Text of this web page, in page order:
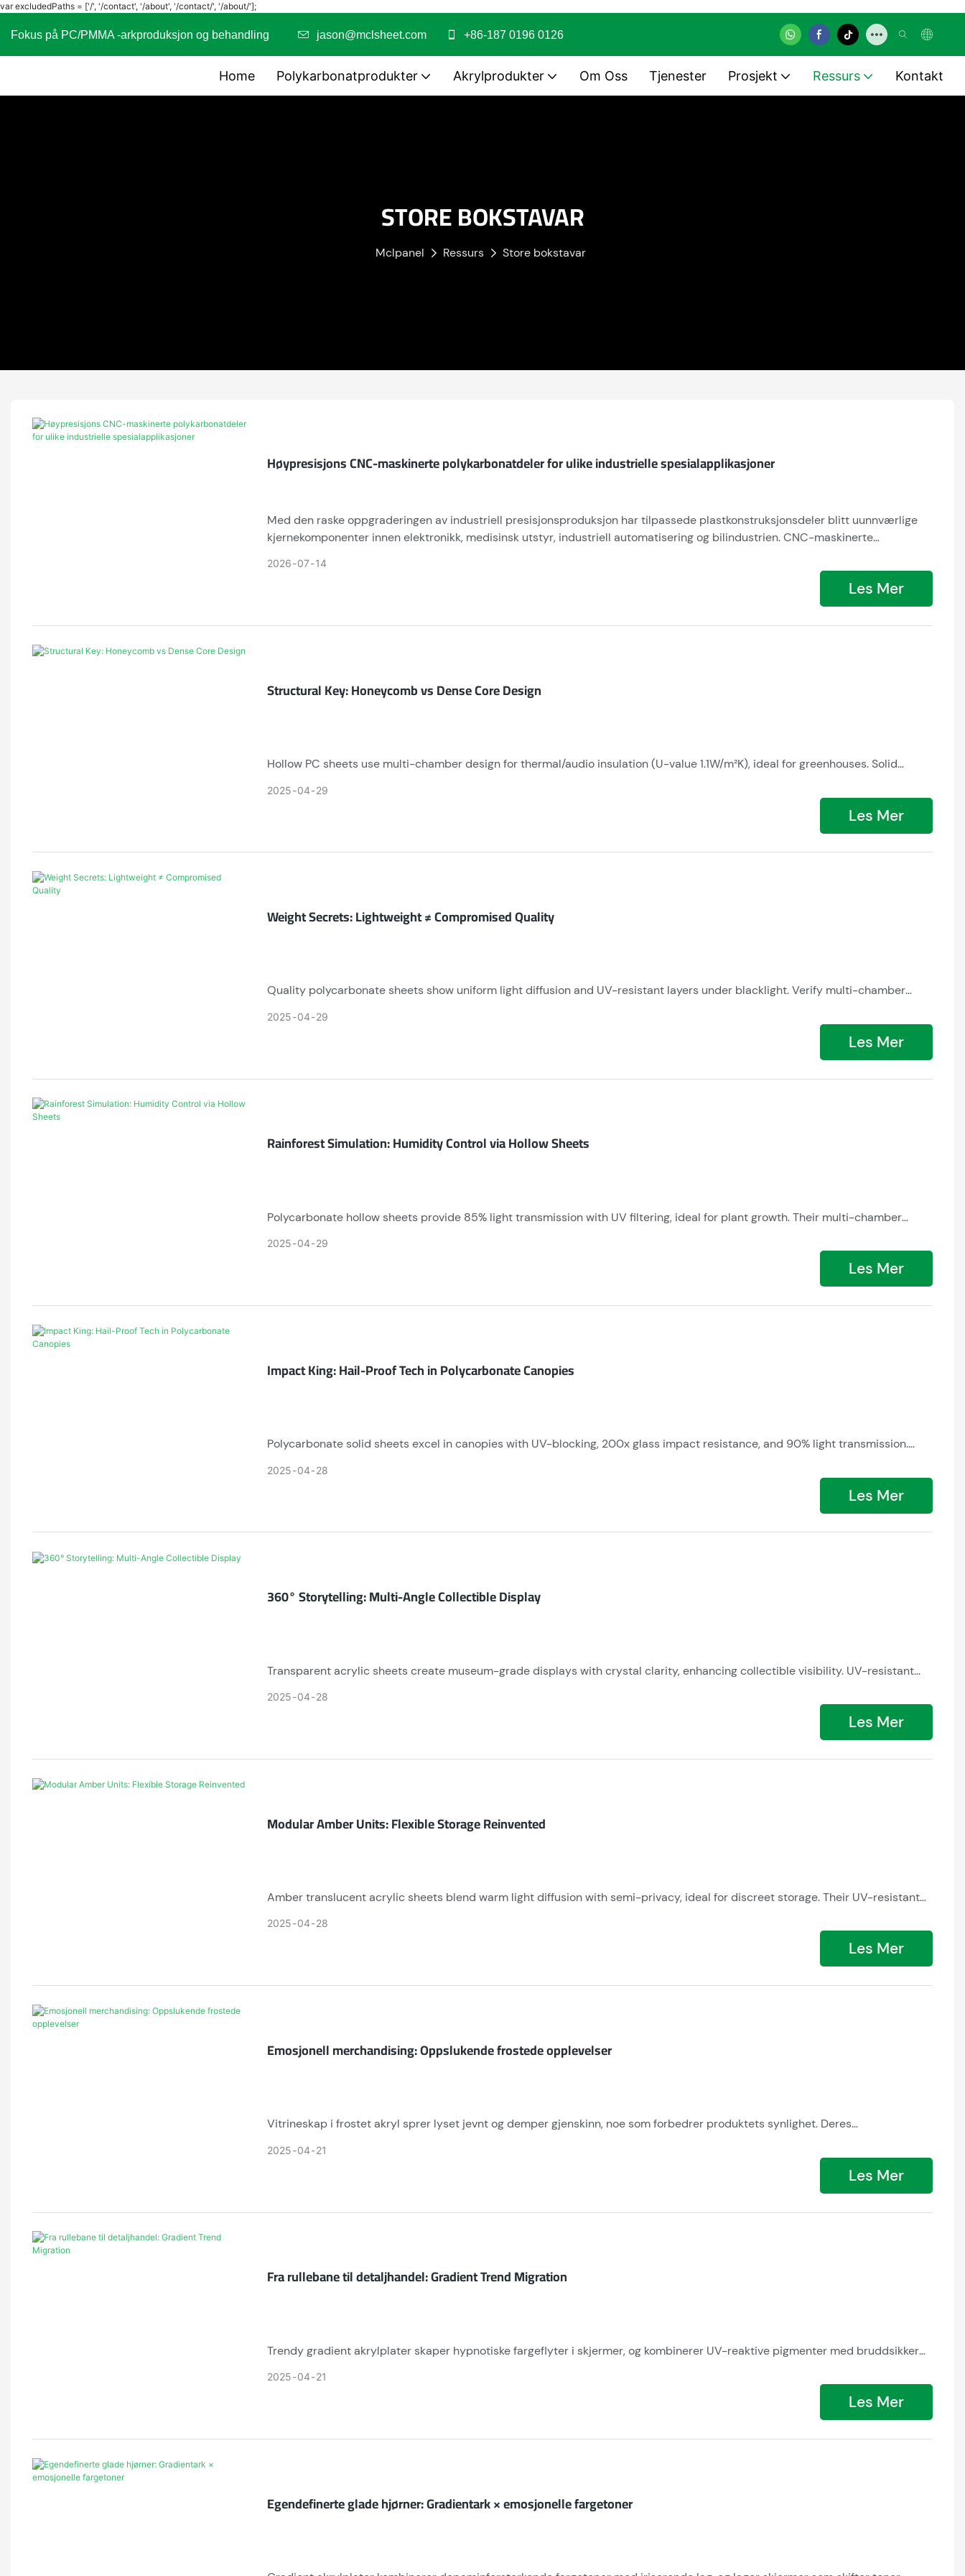
var excludedPaths = ['/', '/contact', '/about', '/contact/', '/about/'];
Fokus på PC/PMMA -arkproduksjon og behandling jason@mclsheet.com +86-187 0196 0126
Home Polykarbonatprodukter Akrylprodukter Om Oss Tjenester Prosjekt Ressurs Kontakt
STORE BOKSTAVAR
Mclpanel Ressurs Store bokstavar
Høypresisjons CNC-maskinerte polykarbonatdeler for ulike industrielle spesialapplikasjoner
Med den raske oppgraderingen av industriell presisjonsproduksjon har tilpassede plastkonstruksjonsdeler blitt uunnværlige
kjernekomponenter innen elektronikk, medisinsk utstyr, industriell automatisering og bilindustrien. CNC-maskinerte
utmerket lysgjennomgang, stabil dimensjonal ytelse og enkle prosesseringsegenskaper. Fabrikken vår tilbyr komplette
tilpassede CNC-maskineringstjenester for polykarbonatplater, og støtter personlig prosessering som presisjonskutting,
boring, fresing, sporing og kantbehandling, og leverer tilpassede PC-deler av høy kvalitet som oppfyller internasjonale
industristandarder for globale kjøpere.
2026 07 14
Les Mer
Structural Key: Honeycomb vs Dense Core Design
Hollow PC sheets use multi-chamber design for thermal/audio insulation (U-value 1.1W/m²K), ideal for greenhouses. Solid
2025 04 29
Les Mer
Weight Secrets: Lightweight ≠ Compromised Quality
Quality polycarbonate sheets show uniform light diffusion and UV-resistant layers under blacklight. Verify multi-chamber
assurance.
2025 04 29
Les Mer
Rainforest Simulation: Humidity Control via Hollow Sheets
Polycarbonate hollow sheets provide 85% light transmission with UV filtering, ideal for plant growth. Their multi-chamber
spans for immersive eco-dining experiences.
2025 04 29
Les Mer
Impact King: Hail-Proof Tech in Polycarbonate Canopies
Polycarbonate solid sheets excel in canopies with UV-blocking, 200x glass impact resistance, and 90% light transmission.
Hydrophobic coatings ensure low maintenance for decades.
2025 04 28
Les Mer
360° Storytelling: Multi-Angle Collectible Display
Transparent acrylic sheets create museum-grade displays with crystal clarity, enhancing collectible visibility. UV-resistant
any space, turning toys into floating art installations.
2025 04 28
Les Mer
Modular Amber Units: Flexible Storage Reinvented
Amber translucent acrylic sheets blend warm light diffusion with semi-privacy, ideal for discreet storage. Their UV-resistant
functionality.
2025 04 28
Les Mer
Emosjonell merchandising: Oppslukende frostede opplevelser
Vitrineskap i frostet akryl sprer lyset jevnt og demper gjenskinn, noe som forbedrer produktets synlighet. Deres
% resirkulerbare ark samsvarer med miljøbevisste detaljhandelstrender.
2025 04 21
Les Mer
Fra rullebane til detaljhandel: Gradient Trend Migration
Trendy gradient akrylplater skaper hypnotiske fargeflyter i skjermer, og kombinerer UV-reaktive pigmenter med bruddsikker
kurver og 100 % resirkulerbarhet omdefinerer moderne merchandising-estetikk.
2025 04 21
Les Mer
Egendefinerte glade hjørner: Gradientark × emosjonelle fargetoner